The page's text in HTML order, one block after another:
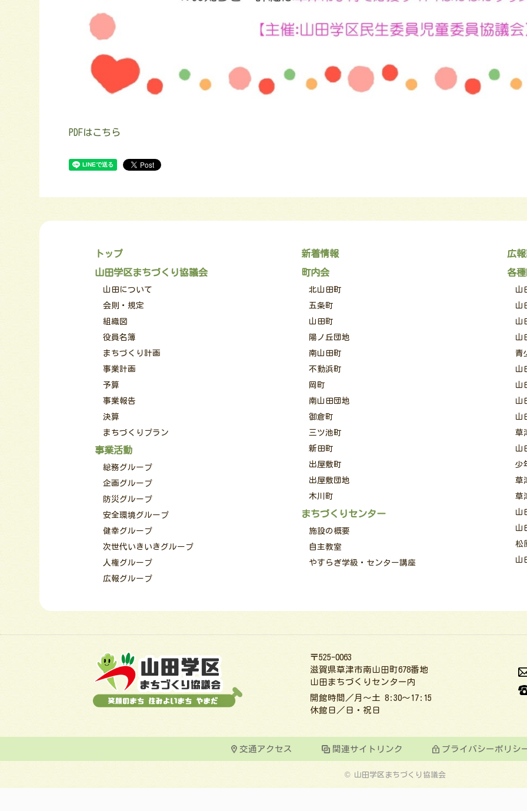
PDFはこちら
トップ
山田学区まちづくり協議会
山田について
会則・規定
組織図
役員名簿
まちづくり計画
事業計画
予算
事業報告
決算
まちづくりプラン
事業活動
総務グループ
企画グループ
防災グループ
安全環境グループ
健幸グループ
次世代いきいきグループ
人権グループ
広報グループ
新着情報
町内会
北山田町
五条町
山田町
陽ノ丘団地
南山田町
不動浜町
岡町
南山田団地
御倉町
三ツ池町
新田町
出屋敷町
出屋敷団地
木川町
まちづくりセンター
施設の概要
自主教室
やすらぎ学級・センター講座
広
各
山
山
山
山
青
山
山
山
山
草
山
少
草
草
山
山
松
山
〒525-0063
滋賀県草津市南山田町678番地
山田まちづくりセンター内
開館時間／月～土 8:30～17:15
休館日／日・祝日
交通アクセス 関連サイトリンク プライバシーポリシ
© 山田学区まちづくり協議会